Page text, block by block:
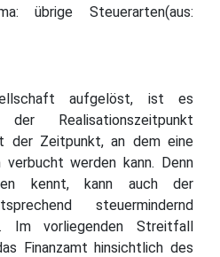
übrige Steuerarten(aus:
aufgelöst, ist es
Realisationszeitpunkt
der Zeitpunkt, an dem eine
verbucht werden kann. Denn
kennt, kann auch der
steuermindernd
Im vorliegenden Streitfall
Finanzamt hinsichtlich des